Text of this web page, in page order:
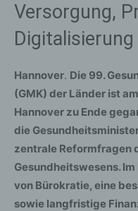
Versorgung,
Digitalisierung
Hannover. Die 99.
(GMK) der Länder ist
Hannover zu Ende
die
zentrale Reformfragen
Gesundheitswesens.
von Bürokratie, eine
sowie langfristige